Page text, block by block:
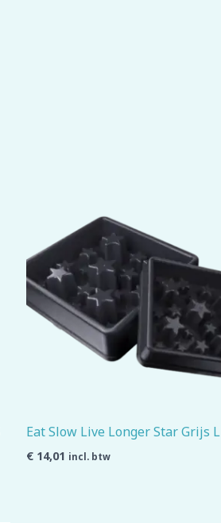
Eat Slow Live Longer Star Grijs L
€ 14,01 incl. btw